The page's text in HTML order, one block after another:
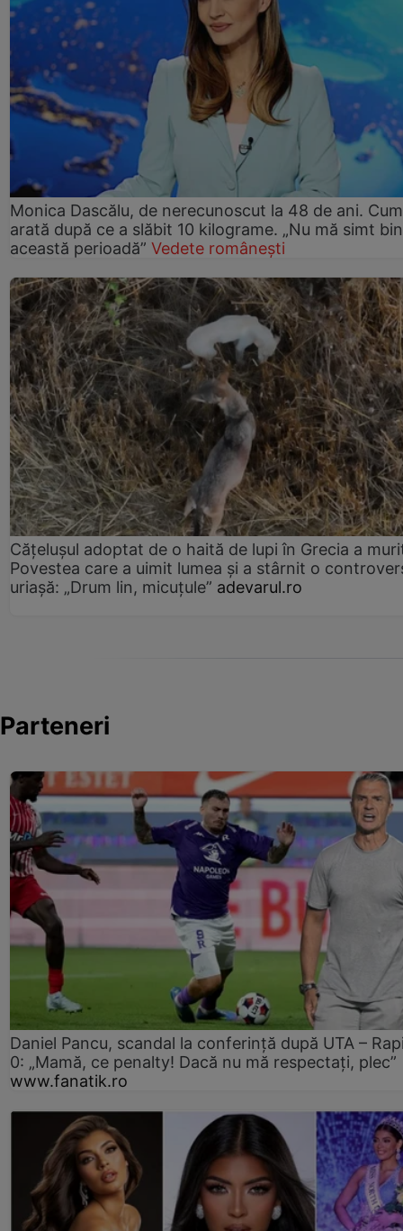
Monica Dascălu, de nerecunoscut la 48 de ani. Cum
arată după ce a slăbit 10 kilograme. „Nu mă simt
această perioadă” Vedete românești
Cățelușul adoptat de o haită de lupi în Grecia a
Povestea care a uimit lumea și a stârnit o
uriașă: „Drum lin, micuțule” adevarul.ro
Parteneri
Daniel Pancu, scandal la conferință după UTA –
0: „Mamă, ce penalty! Dacă nu mă respectați, plec”
www.fanatik.ro